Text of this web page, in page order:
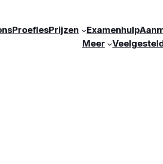
ProeflesPrijzen Examenhulp
Meer